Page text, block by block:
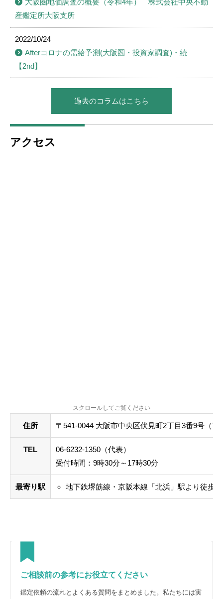
大阪圏地価調査の概要（令和4年） 株式会社中央不動
産鑑定所大阪支所
2022/10/24
Afterコロナの需給予測(大阪圏・投資家調査)・続
【2nd】
過去のコラムはこちら
アクセス
住所 〒541-0044 大阪市中央区伏見町2丁目3番9号（
TEL
06-6232-1350（代表）
受付時間：9時30分～17時30分
最寄り駅 地下鉄堺筋線・京阪本線「北浜」駅より徒歩5
ご相談前の参考にお役立てください
鑑定依頼の流れとよくある質問をまとめました。私たちには実